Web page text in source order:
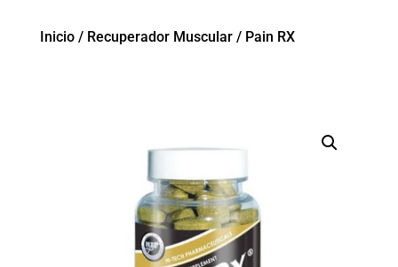
Inicio/ Recuperador Muscular/ Pain RX